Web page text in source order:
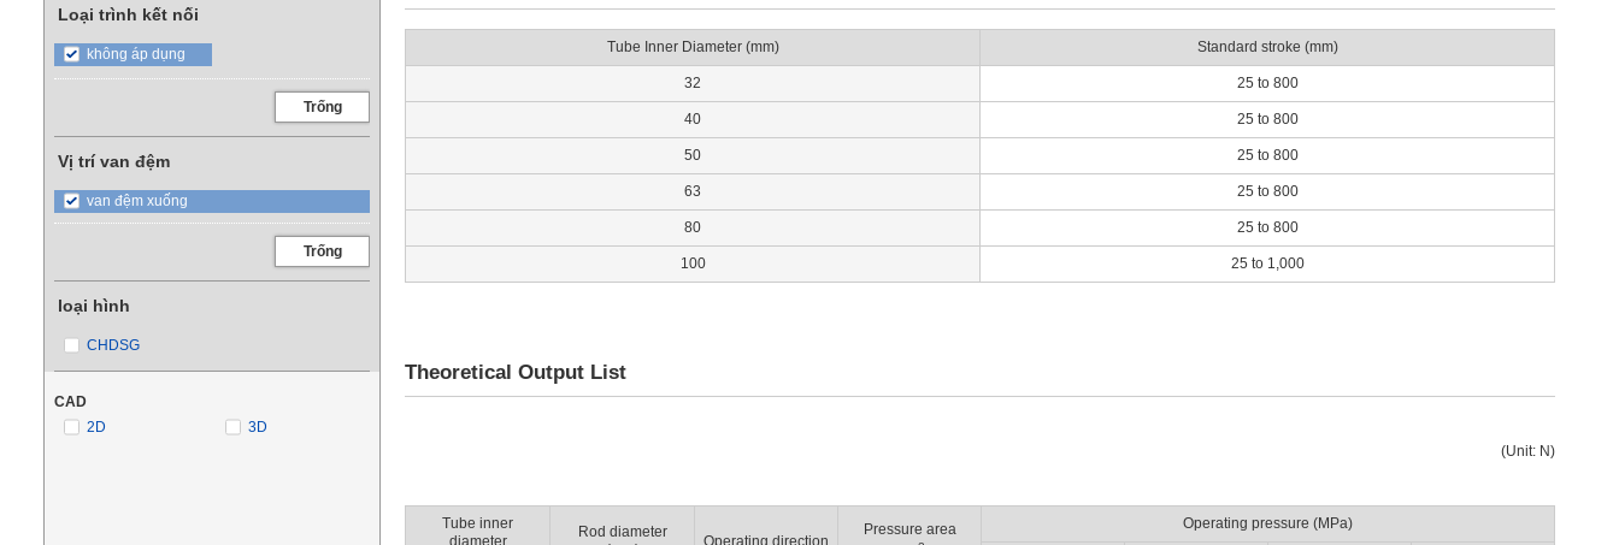
Loại trình kết nối
không áp dụng
Trống
Vị trí van đệm
van đệm xuống
Trống
loại hình
CHDSG
CAD
2D
3D
Tube Inner Diameter (mm) Standard stroke (mm)
32 25 to 800
40 25 to 800
50 25 to 800
63 25 to 800
80 25 to 800
100 25 to 1,000
Theoretical Output List
(Unit: N)
Tube inner
diameter
Rod diameter
Operating direction
Pressure area
Operating pressure (MPa)